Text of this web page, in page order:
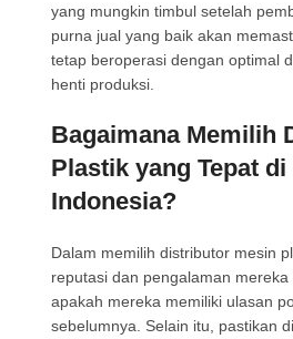
yang mungkin timbul setelah
purna jual yang baik akan
tetap beroperasi dengan optimal
henti produksi.
Bagaimana Memilih
Plastik yang Tepat di
Indonesia?
Dalam memilih distributor mesin
reputasi dan pengalaman
apakah mereka memiliki ulasan
sebelumnya. Selain itu, pastikan